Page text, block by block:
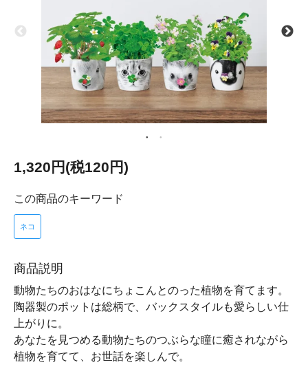
1,320円(税120円)
この商品のキーワード
ネコ
商品説明
動物たちのおはなにちょこんとのった植物を育てます。
陶器製のポットは総柄で、バックスタイルも愛らしい仕
上がりに。
あなたを見つめる動物たちのつぶらな瞳に癒されながら
植物を育てて、お世話を楽しんで。